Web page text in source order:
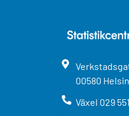
00580
Växel 029